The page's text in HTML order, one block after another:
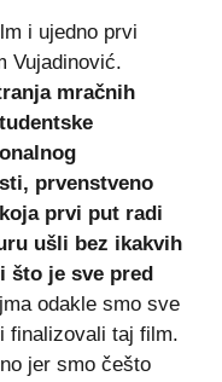
i ujedno prvi
Vujadinović.
mračnih
prvenstveno
prvi put radi
ušli bez ikakvih
što je sve pred
odakle smo sve
finalizovali taj film.
jer smo češto